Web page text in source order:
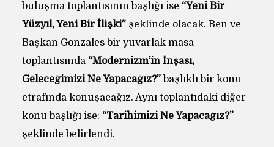
buluşma toplantısının başlığı ise “Yeni Bir
Yüzyıl, Yeni Bir İlişki”şeklinde olacak. Ben ve
Başkan Gonzales bir yuvarlak masa
toplantısında“Modernizm’in İnşası,
Geleceğimizi Ne Yapacağız?” başlıklı bir konu
etrafında konuşacağız. Aynı toplantıdaki diğer
konu başlığı ise: “Tarihimizi Ne Yapacağız?”
şeklinde belirlendi.